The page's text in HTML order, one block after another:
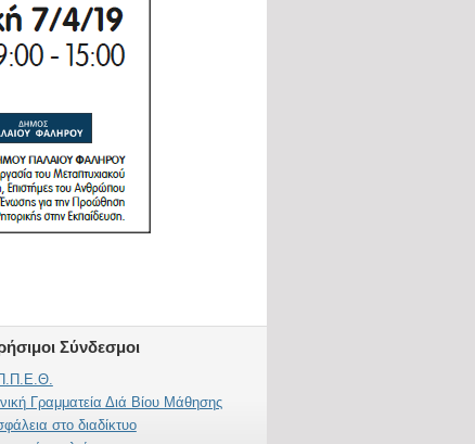
Σύνδεσμοι
Γραμματεία Διά Βίου Μάθησης
στο διαδίκτυο